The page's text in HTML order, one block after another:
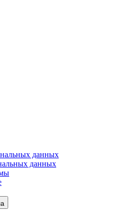
данных
данных